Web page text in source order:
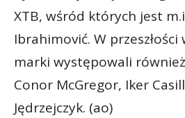
XTB, wśród których jest
Ibrahimović. W
marki występowali
Conor McGregor, Iker
Jędrzejczyk. (ao)